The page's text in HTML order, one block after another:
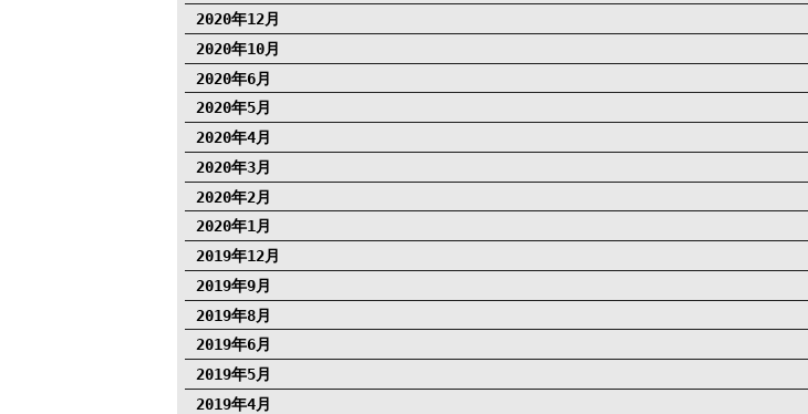
2020年12月
2020年10月
2020年6月
2020年5月
2020年4月
2020年3月
2020年2月
2020年1月
2019年12月
2019年9月
2019年8月
2019年6月
2019年5月
2019年4月